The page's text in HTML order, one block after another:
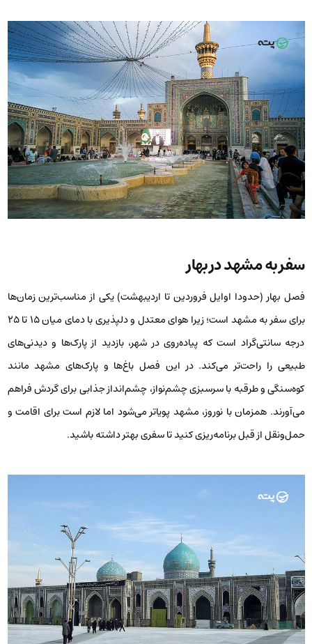
سفر به مشهد در بهار
فصل بهار (حدودا اوایل فروردین تا اردیبهشت) یکی از مناسب‌ترین زمان‌ها
برای سفر به مشهد است؛ زیرا هوای معتدل و دلپذیری با دمای میان ۱۵ تا ۲۵
درجه سانتی‌گراد است که پیاده‌روی در شهر، بازدید از پارک‌ها و دیدنی‌های
طبیعی را راحت‌تر می‌کند. در این فصل باغ‌ها و پارک‌های مشهد مانند
کوه‌سنگی و طرقبه با سرسبزی چشم‌نواز، چشم‌انداز جذابی برای گردش فراهم
می‌آورند. همزمان با نوروز، مشهد پویاتر می‌شود اما لازم است برای اقامت و
حمل‌ونقل از قبل برنامه‌ریزی کنید تا سفری بهتر داشته باشید.